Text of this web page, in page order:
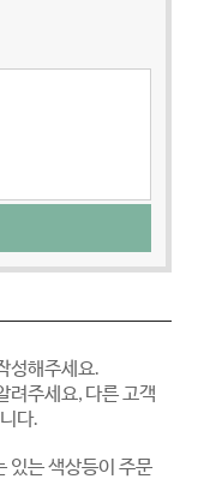
성해주세요.
려주세요, 다른 고객
다.
있는 색상등이 주문